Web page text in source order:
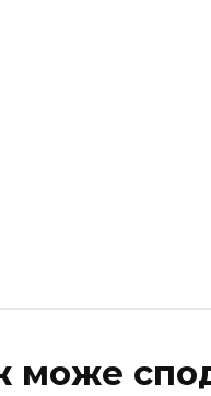
може